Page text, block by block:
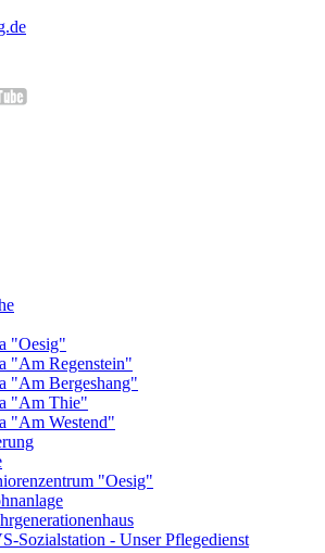
"Oesig"
"Am Regenstein"
"Am Bergeshang"
"Am Thie"
"Am Westend"
"Oesig"
Sozialstation - Unser Pflegedienst